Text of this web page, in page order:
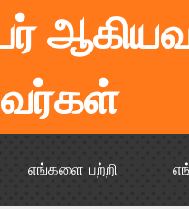
எங்களை பற்றி